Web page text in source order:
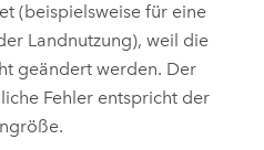
(beispielsweise für eine
Landnutzung), weil die
geändert werden. Der
Fehler entspricht der